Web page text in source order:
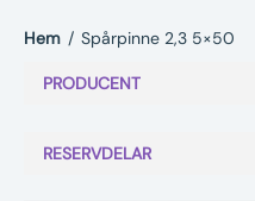
Hem / Spårpinne 2,3 5×50
PRODUCENT
RESERVDELAR